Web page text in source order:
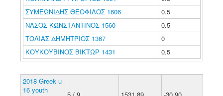
ΣΥΜΕΩΝΙΔΗΣ ΘΕΟΦΙΛΟΣ 1606
0.5
ΝΑΣΟΣ ΚΩΝΣΤΑΝΤΙΝΟΣ 1560
0.5
ΤΟΛΙΑΣ ΔΗΜΗΤΡΙΟΣ 1367
0
ΚΟΥΚΟΥΒΙΝΟΣ ΒΙΚΤΩΡ 1431
0.5
2018 Greek u
16 youth